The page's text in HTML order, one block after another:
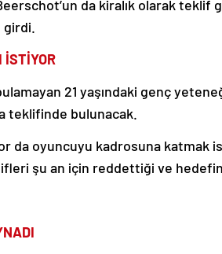
da kiralık olarak teklif
girdi.
İSTİYOR
21 yaşındaki genç
teklifinde bulunacak.
da oyuncuyu kadrosuna katmak
şu an için reddettiği ve